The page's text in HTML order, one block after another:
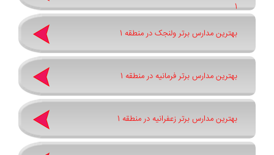
1
بهترین مدارس برتر ولنجک در منطقه 1
بهترین مدارس برتر فرمانیه در منطقه 1
بهترین مدارس برتر زعفرانیه در منطقه 1